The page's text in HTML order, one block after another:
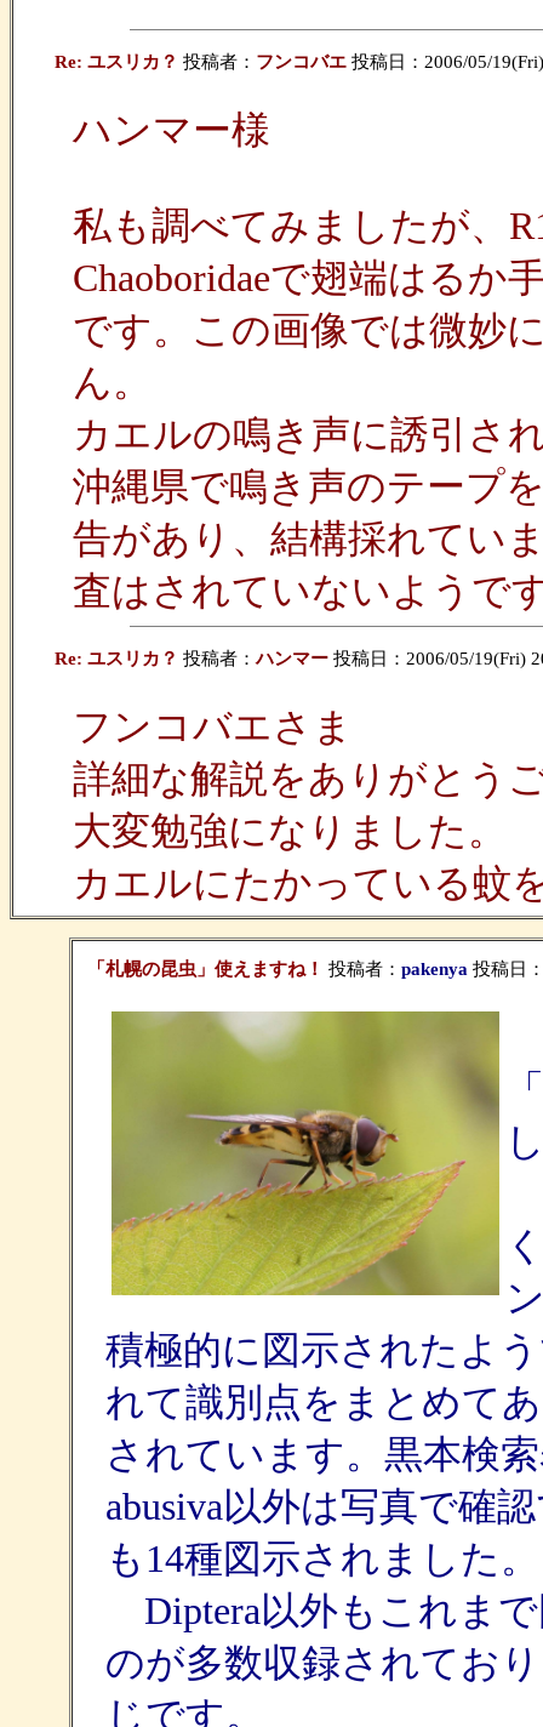
Re: ユスリカ？ 投稿者： フンコバエ 投稿日：2006/05/
ハンマー様
私も調べてみましたが、
Chaoboridaeで翅端はるか
です。この画像では微妙
ん。
カエルの鳴き声に誘引さ
沖縄県で鳴き声のテープ
告があり、結構採れてい
査はされていないようで
Re: ユスリカ？ 投稿者：ハンマー 投稿日：2006/05/19(Fri)
フンコバエさま
詳細な解説をありがとう
大変勉強になりました。
カエルにたかっている蚊
「札幌の昆虫」使えますね！ 投稿者： pakenya 投稿日
積極的に図示されたよ
れて識別点をまとめて
されています。黒本検
abusiva以外は写真で確
も14種図示されました。
Diptera以外もこれま
のが多数収録されてお
じです。